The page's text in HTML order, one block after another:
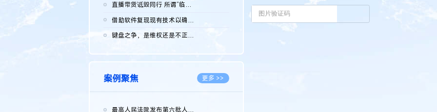
直播带货诋毁同行 所谓“临场发挥”不免责
借助软件复现现有技术以确认相关参数特征是否被公开
键盘之争，是维权还是不正当竞争？
案例聚焦 更多 >>
最高人民法院发布第六批人民法院种业知识产权司法保护典型案例 含...